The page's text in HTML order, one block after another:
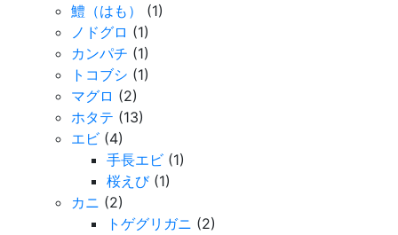
鱧（はも）
(1)
ノドグロ (1)
カンパチ (1)
トコブシ (1)
マグロ (2)
ホタテ (13)
エビ (4)
手長エビ (1)
桜えび(1)
カニ (2)
トゲグリガニ (2)